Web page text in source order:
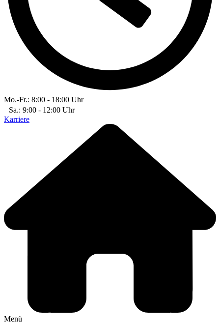
Mo.-Fr.: 8:00 - 18:00 Uhr
Sa.: 9:00 - 12:00 Uhr
Karriere
Menü